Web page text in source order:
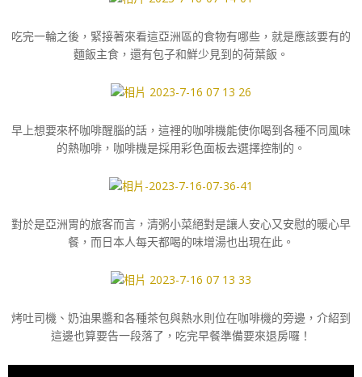
吃完一輪之後，緊接著來看這亞洲區的食物有哪些，就是應該要有的
麵飯主食，還有包子和鮮少見到的荷葉飯。
早上想要來杯咖啡醒腦的話，這裡的咖啡機能使你喝到各種不同風味
的熱咖啡，咖啡機是採用彩色面板去選擇控制的。
對於是亞洲胃的旅客而言，清粥小菜絕對是讓人安心又安慰的暖心早
餐，而日本人每天都喝的味增湯也出現在此。
烤吐司機、奶油果醬和各種茶包與熱水則位在咖啡機的旁邊，介紹到
這邊也算要告一段落了，吃完早餐準備要來退房囉！